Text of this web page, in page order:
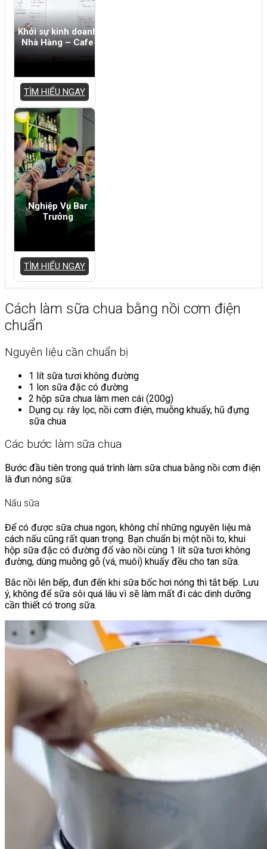
Khởi sự kinh doanh
Nhà Hàng – Cafe
TÌM HIỂU NGAY
Nghiệp Vụ Bar
Trưởng
TÌM HIỂU NGAY
Cách làm sữa chua bằng nồi cơm điện
chuẩn
Nguyên liệu cần chuẩn bị
1 lít sữa tươi không đường
1 lon sữa đặc có đường
2 hộp sữa chua làm men cái (200g)
Dụng cụ: rây lọc, nồi cơm điện, muỗng khuấy, hũ đựng
sữa chua
Các bước làm sữa chua
Bước đầu tiên trong quá trình làm sữa chua bằng nồi cơm điện
là đun nóng sữa:
Nấu sữa
Để có được sữa chua ngon, không chỉ những nguyên liệu mà
cách nấu cũng rất quan trọng. Bạn chuẩn bị một nồi to, khui
hộp sữa đặc có đường đổ vào nồi cùng 1 lít sữa tươi không
đường, dùng muỗng gỗ (vá, muôi) khuấy đều cho tan sữa.
Bắc nồi lên bếp, đun đến khi sữa bốc hơi nóng thì tắt bếp. Lưu
ý, không để sữa sôi quá lâu vì sẽ làm mất đi các dinh dưỡng
cần thiết có trong sữa.